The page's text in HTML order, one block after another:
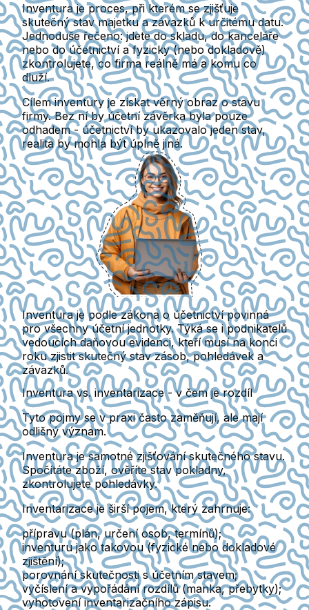
Inventura je proces, při kterém se zjišťuje
skutečný stav majetku a závazků k určitému datu.
Jednoduše řečeno: jdete do skladu, do kanceláře
nebo do účetnictví a fyzicky (nebo dokladově)
zkontrolujete, co firma reálně má a komu co
dluží.
Cílem inventury je získat věrný obraz o stavu
firmy. Bez ní by účetní závěrka byla pouze
odhadem- účetnictví by ukazovalo jeden stav,
realita by mohla být úplně jiná.
Inventura je podle zákona o účetnictví povinná
pro všechny účetní jednotky.Týká se i podnikatelů
vedoucích daňovou evidenci, kteří musí na konci
roku zjistit skutečný stav zásob, pohledávek a
závazků.
Inventura vs. inventarizace - v čem je rozdíl
Tyto pojmy se v praxi často zaměňují, ale mají
odlišný význam.
Inventuraje samotné zjišťování skutečného stavu.
Spočítáte zboží, ověříte stav pokladny,
zkontrolujete pohledávky.
Inventarizaceje širší pojem, který zahrnuje:
přípravu (plán, určení osob, termínů);
inventuru jako takovou (fyzické nebo dokladové
zjištění);
porovnání skutečnosti s účetním stavem;
vyčíslení a vypořádání rozdílů (manka, přebytky);
vyhotovení inventarizačního zápisu.